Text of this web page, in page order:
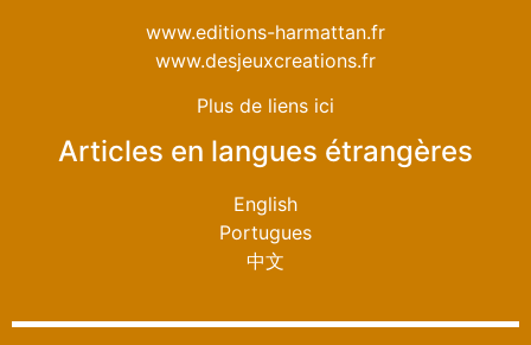
www.editions-harmattan.fr
www.desjeuxcreations.fr
Plus de liens ici
Articles en langues étrangères
English
Portugues
中文